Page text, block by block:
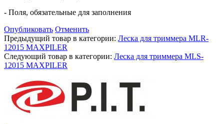
- Поля, обязательные для заполнения
Опубликовать Отменить
Предыдущий товар в категории: Леска для триммера MLR-
12015 MAXPILER
Следующий товар в категории: Леска для триммера MLS-
12015 MAXPILER